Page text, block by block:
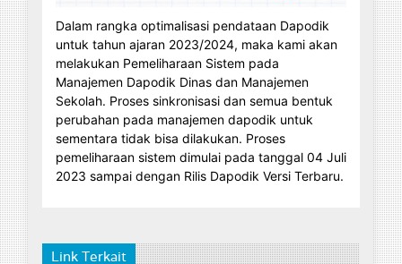
Dalam rangka optimalisasi pendataan Dapodik
untuk tahun ajaran 2023/2024, maka kami akan
melakukan Pemeliharaan Sistem pada
Manajemen Dapodik Dinas dan Manajemen
Sekolah. Proses sinkronisasi dan semua bentuk
perubahan pada manajemen dapodik untuk
sementara tidak bisa dilakukan. Proses
pemeliharaan sistem dimulai pada tanggal 04 Juli
2023 sampai dengan Rilis Dapodik Versi Terbaru.
Link Terkait